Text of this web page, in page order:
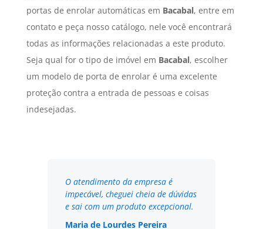
portas de enrolar automáticas em Bacabal, entre em
contato e peça nosso catálogo, nele você encontrará
todas as informações relacionadas a este produto.
Seja qual for o tipo de imóvel em Bacabal, escolher
um modelo de porta de enrolar é uma excelente
proteção contra a entrada de pessoas e coisas
indesejadas.
O atendimento da empresa é
impecável, cheguei cheia de dúvidas
e sai com um produto excepcional.
Maria de Lourdes Pereira